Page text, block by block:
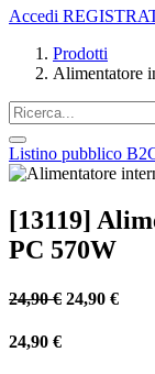
Accedi
Prodotti
Alimentatore
Listino pubblico
[13119]
PC 570W
24,90€ 24,90 €
24,90 €